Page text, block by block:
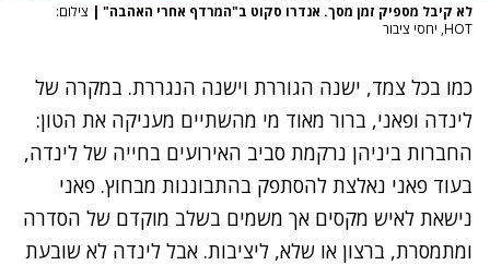
לא קיבל מספיק זמן מסך. אנדרו סקוט ב"המרדף אחרי האהבה" | צילום:
HOT, יחסי ציבור
כמו בכל צמד, ישנה הגוררת וישנה הנגררת. במקרה של
לינדה ופאני, ברור מאוד מי מהשתיים מעניקה את הטון:
החברות ביניהן נרקמת סביב האירועים בחייה של לינדה,
בעוד פאני נאלצת להסתפק בהתבוננות מבחוץ. פאני
נישאת לאיש מקסים אך משמים בשלב מוקדם של הסדרה
ומתמסרת, ברצון או שלא, ליציבות. אבל לינדה לא שובעת